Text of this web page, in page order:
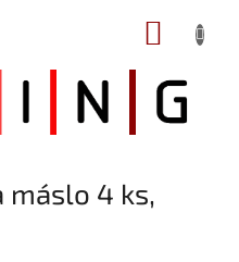
máslo 4 ks,